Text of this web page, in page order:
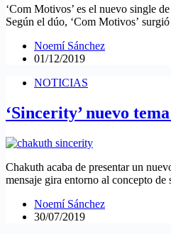
‘Com Motivos’ es el nuevo single
Según el dúo, ‘Com Motivos’
Noemí Sánchez
01/12/2019
NOTICIAS
‘Sincerity’ nuevo
Chakuth acaba de presentar un
mensaje gira entorno al concepto
Noemí Sánchez
30/07/2019